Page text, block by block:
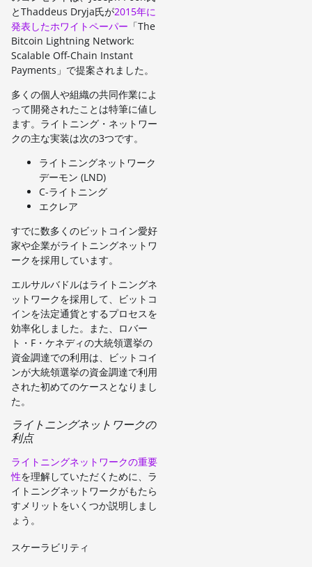
とThaddeus Dryja氏が2015年に
発表したホワイトペーパー 「The
Bitcoin Lightning Network:
Scalable Off-Chain Instant
Payments」で提案されました。
多くの個人や組織の共同作業によ
って開発されたことは特筆に値し
ます。ライトニング・ネットワー
クの主な実装は次の3つです。
ライトニングネットワーク
デーモン (LND)
C-ライトニング
エクレア
すでに数多くのビットコイン愛好
家や企業がライトニングネットワ
ークを採用しています。
エルサルバドルはライトニングネ
ットワークを採用して、ビットコ
インを法定通貨とするプロセスを
効率化しました。また、ロバー
ト・F・ケネディの大統領選挙の
資金調達での利用は、ビットコイ
ンが大統領選挙の資金調達で利用
された初めてのケースとなりまし
た。
ライトニングネットワークの
利点
ライトニングネットワークの重要
性を理解していただくために、ラ
イトニングネットワークがもたら
すメリットをいくつか説明しまし
ょう。
スケーラビリティ